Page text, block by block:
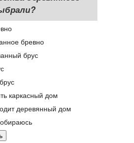
бревно
брус
каркасный дом
деревянный дом